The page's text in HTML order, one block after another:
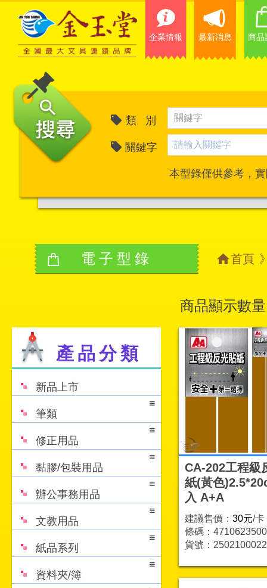
企業情報 最新消息 商品
類 別
關鍵字
本型錄僅供參考，
電子型錄 首頁
產品分類
新品上市
筆類
修正用品
黏膠/包裝用品
辦公事務用品
文教用品
紙品系列
資料夾/簿
商品顯示數量
CA-202工程級
紙(黃色
入 A+A
建議售價： 30元/卡
條碼：
貨號：2502100022